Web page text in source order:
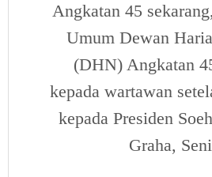
Angkatan 45
Umum Dewan
(DHN) Angkatan
kepada wartawan
kepada Presiden
Graha,